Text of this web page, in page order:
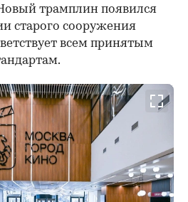
трамплин появился
старого сооружения
всем принятым